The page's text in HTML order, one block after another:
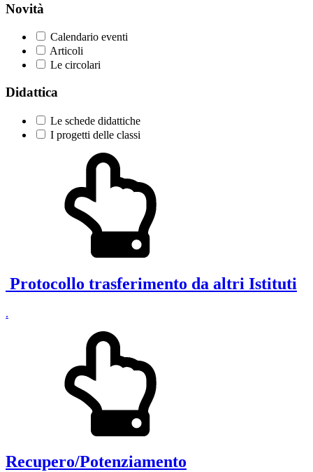
Novità
Calendario eventi
Articoli
Le circolari
Didattica
Le schede didattiche
I progetti delle classi
Protocollo trasferimento da altri Istituti
.
Recupero/Potenziamento